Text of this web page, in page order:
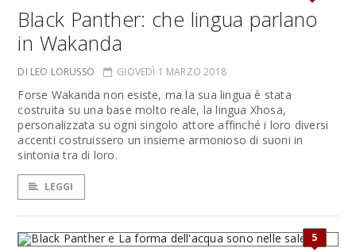
Black Panther: che lingua parlano
in Wakanda
DI LEO LORUSSO GIOVEDÌ 1 MARZO 2018
Forse Wakanda non esiste, ma la sua lingua è stata
costruita su una base molto reale, la lingua Xhosa,
personalizzata su ogni singolo attore affinché i loro diversi
accenti costruissero un insieme armonioso di suoni in
sintonia tra di loro.
LEGGI
5